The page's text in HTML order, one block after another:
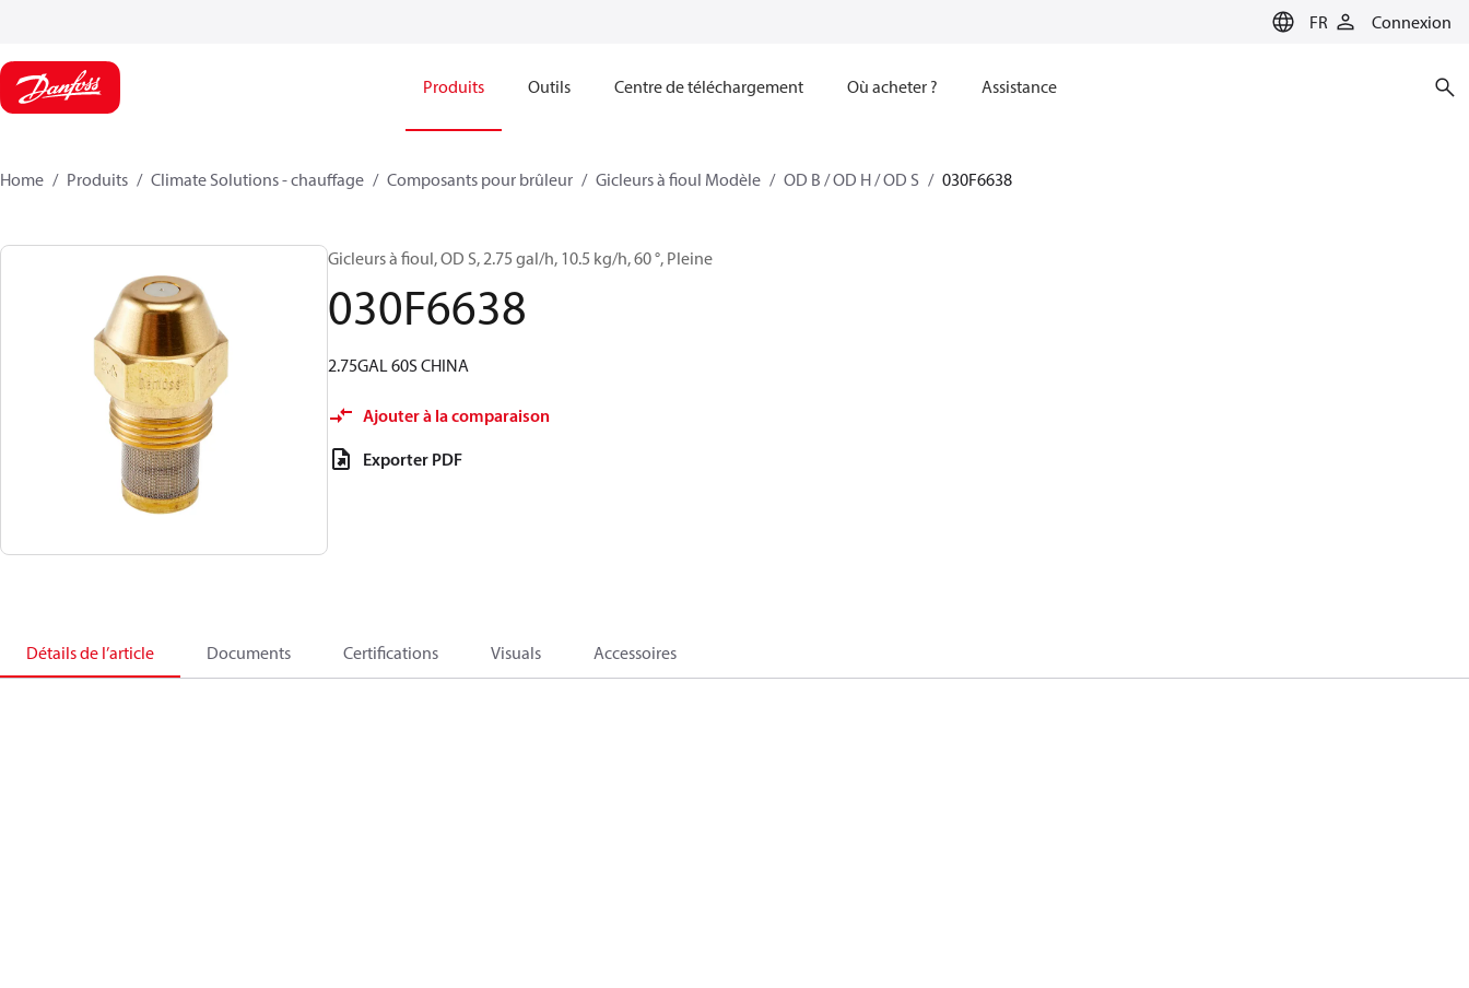
FR Connexion
Produits Outils Centre de téléchargement Où acheter ? Assistance
Home Produits Climate Solutions - chauffage Composants pour brûleur Gicleurs à fioul Modèle OD B / OD H / OD S 030F6638
Gicleurs à fioul, OD S, 2.75 gal/h, 10.5 kg/h, 60 °, Pleine
030F6638
2.75GAL 60S CHINA
Ajouter à la comparaison
Exporter PDF
Détails de l’article Documents Certifications Visuals Accessoires